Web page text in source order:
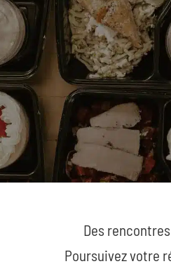
Des
Poursuivez votre